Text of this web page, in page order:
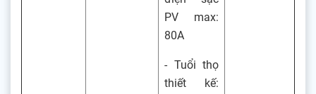
PV max:
80A
- Tuổi thọ
thiết kế: